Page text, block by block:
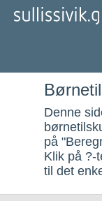
Alle
Denne
på
Klik på ?-
til det